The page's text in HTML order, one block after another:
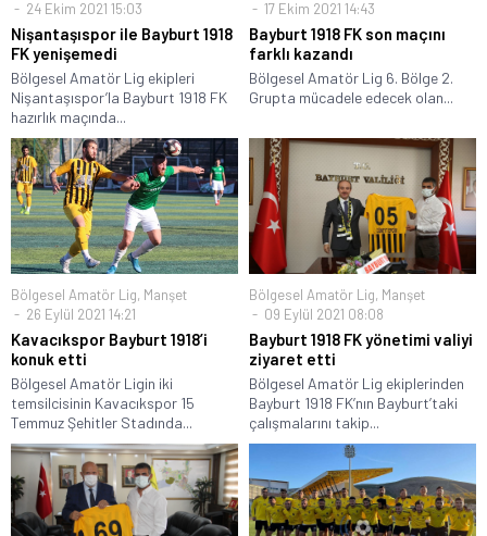
24 Ekim 2021 15:03
Nişantaşıspor ile Bayburt 1918
FK yenişemedi
Bölgesel Amatör Lig ekipleri
Nişantaşıspor’la Bayburt 1918 FK
hazırlık maçında...
17 Ekim 2021 14:43
Bayburt 1918 FK son maçını
farklı kazandı
Bölgesel Amatör Lig 6. Bölge 2.
Grupta mücadele edecek olan...
Bölgesel Amatör Lig, Manşet
26 Eylül 2021 14:21
Kavacıkspor Bayburt 1918’i
konuk etti
Bölgesel Amatör Ligin iki
temsilcisinin Kavacıkspor 15
Temmuz Şehitler Stadında...
Bölgesel Amatör Lig, Manşet
09 Eylül 2021 08:08
Bayburt 1918 FK yönetimi valiyi
ziyaret etti
Bölgesel Amatör Lig ekiplerinden
Bayburt 1918 FK’nın Bayburt’taki
çalışmalarını takip...